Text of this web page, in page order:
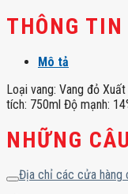
THÔNG
Mô tả
Loại vang: Vang đỏ
tích: 750ml Độ mạnh:
NHỮNG
Địa chỉ các cửa hàng